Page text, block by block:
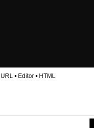
URL • Editor • HTML